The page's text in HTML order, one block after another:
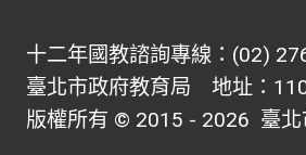
十二年國教諮詢專線：(02)
臺北市政府教育局 地址：
版權所有 © 2015 - 2026 臺